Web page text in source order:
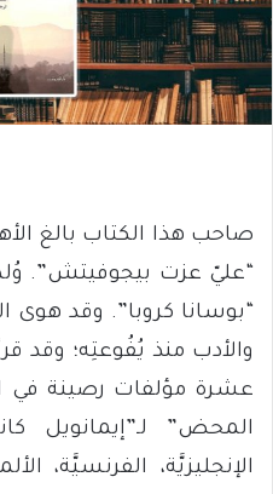
صاحب هذا الكتاب بالغ
“بوسانا كروبا”. وقد هوى
والأدب منذ يُفُوعتِه؛ وقد
عشرة مؤلفات رصينة في
المحض” لـ”إيمانويل
الإنجليزيَّة، الفرنسيَّة،